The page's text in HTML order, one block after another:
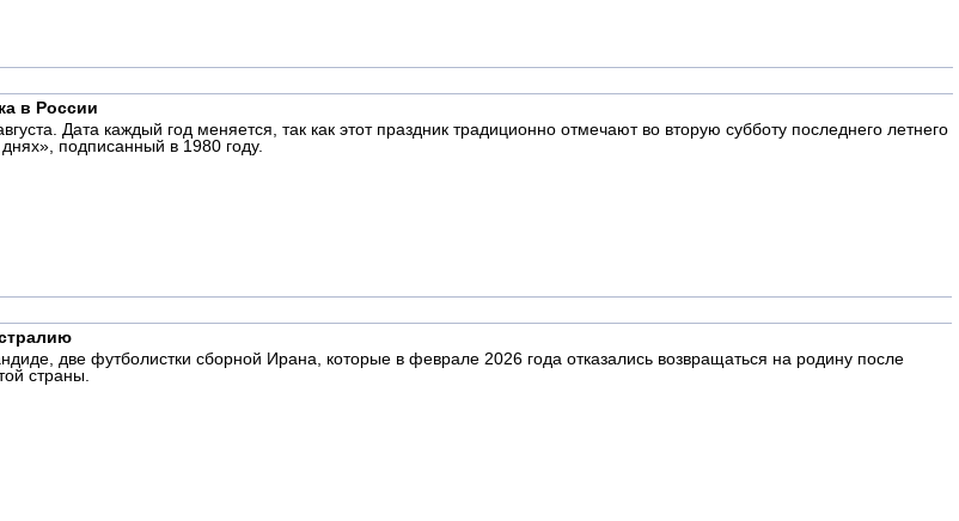
в России
Дата каждый год меняется, так как этот праздник традиционно отмечают во вторую субботу последнего летнего
подписанный в 1980 году.
две футболистки сборной Ирана, которые в феврале 2026 года отказались возвращаться на родину после
страны.